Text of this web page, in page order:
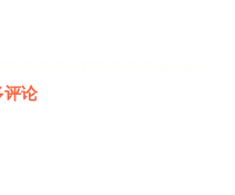
评论